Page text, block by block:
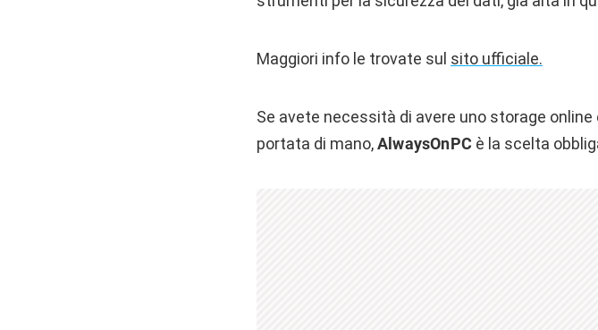
Maggiori info le trovate sul sito ufficiale.
Se avete necessità di avere uno storage
portata di mano,AlwaysOnPC è la scelta